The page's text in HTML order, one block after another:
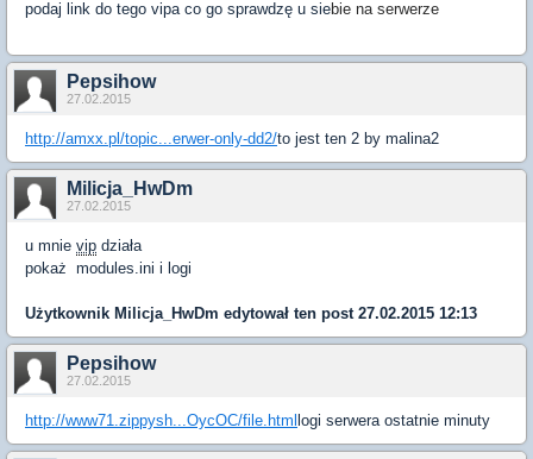
podaj link do tego vipa co go sprawdzę u siebie na serwerze
Pepsihow
27.02.2015
http://amxx.pl/topic...erwer-only-dd2/to jest ten 2 by malina2
Milicja_HwDm
27.02.2015
u mnie vip działa
​pokaż modules.ini i logi
Użytkownik Milicja_HwDm edytował ten post 27.02.2015 12:13
Pepsihow
27.02.2015
http://www71.zippysh...OycOC/file.html logi serwera ostatnie minuty